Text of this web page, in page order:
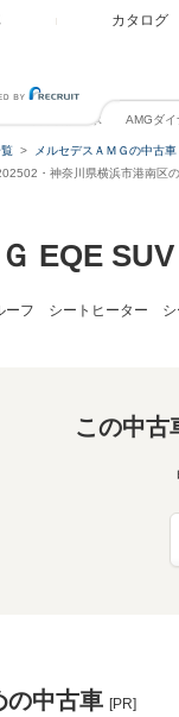
カタログ
新車保証継承 AMGダ
メルセデスＡＭＧの中古車
・神奈川県横浜市港南区
EQE SUV
ーフ シートヒーター シ
この中古
の中古車 [PR]